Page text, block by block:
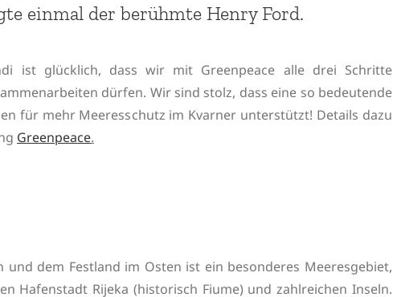
einmal der berühmte Henry Ford.
ist glücklich, dass wir mit Greenpeace alle drei Schritte
dürfen. Wir sind stolz, dass eine so bedeutende
für mehr Meeresschutz im Kvarner unterstützt! Details dazu
Greenpeace.
dem Festland im Osten ist ein besonderes Meeresgebiet,
Hafenstadt Rijeka (historisch Fiume) und zahlreichen Inseln.